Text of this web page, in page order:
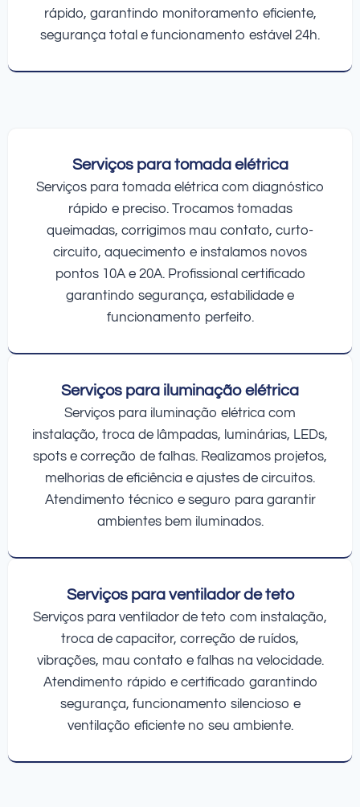
rápido, garantindo monitoramento eficiente,
segurança total e funcionamento estável 24h.
Serviços para tomada elétrica
Serviços para tomada elétrica com diagnóstico
rápido e preciso. Trocamos tomadas
queimadas, corrigimos mau contato, curto-
circuito, aquecimento e instalamos novos
pontos 10A e 20A. Profissional certificado
garantindo segurança, estabilidade e
funcionamento perfeito.
Serviços para iluminação elétrica
Serviços para iluminação elétrica com
instalação, troca de lâmpadas, luminárias, LEDs,
spots e correção de falhas. Realizamos projetos,
melhorias de eficiência e ajustes de circuitos.
Atendimento técnico e seguro para garantir
ambientes bem iluminados.
Serviços para ventilador de teto
Serviços para ventilador de teto com instalação,
troca de capacitor, correção de ruídos,
vibrações, mau contato e falhas na velocidade.
Atendimento rápido e certificado garantindo
segurança, funcionamento silencioso e
ventilação eficiente no seu ambiente.